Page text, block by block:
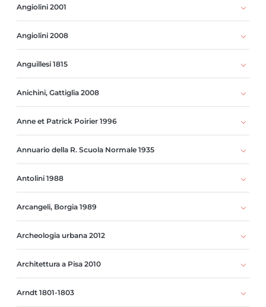
Angiolini 2001
Angiolini 2008
Anguillesi 1815
Anichini, Gattiglia 2008
Anne et Patrick Poirier 1996
Annuario della R. Scuola Normale 1935
Antolini 1988
Arcangeli, Borgia 1989
Archeologia urbana 2012
Architettura a Pisa 2010
Arndt 1801-1803